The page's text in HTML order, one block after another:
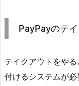
PayPayのテ
テイクアウトをや
付けるシステムが